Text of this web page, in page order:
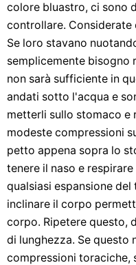
colore bluastro, ci sono
controllare. Considerate
Se loro stavano
semplicemente bisogno
non sarà sufficiente in
andati sotto l'acqua e
metterli sullo stomaco e
modeste compressioni
petto appena sopra lo
tenere il naso e
qualsiasi espansione
inclinare il corpo
corpo. Ripetere questo,
di lunghezza. Se questo
compressioni toraciche,